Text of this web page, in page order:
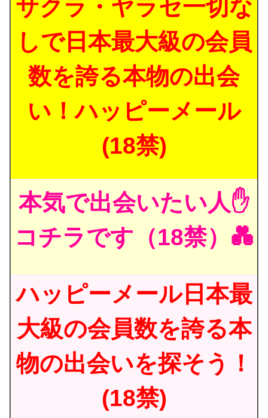
サクラ・ヤラセ一切な
しで日本最大級の会員
数を誇る本物の出会
い！ハッピーメール
(18禁)
本気で出会いたい人✋
コチラです（18禁）💑
ハッピーメール日本最
大級の会員数を誇る本
物の出会いを探そう！
(18禁)